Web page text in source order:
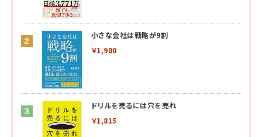
小さな会社は戦略が9割
￥1,980
ドリルを売るには穴を売れ
￥1,815